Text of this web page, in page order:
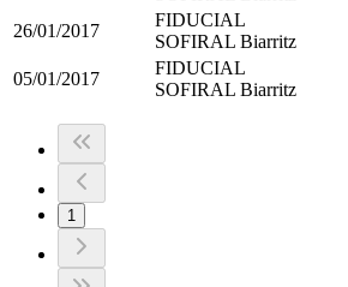
26/01/2017
FIDUCIAL
SOFIRAL Biarritz
05/01/2017
FIDUCIAL
SOFIRAL Biarritz
1